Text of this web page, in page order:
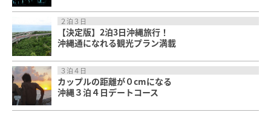
２泊３日
【決定版】2泊3日沖縄旅行！
沖縄通になれる観光プラン満載
３泊４日
カップルの距離が０cmになる
沖縄３泊４日デートコース